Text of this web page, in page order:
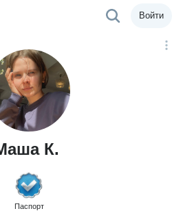
Войти
К.
Паспорт